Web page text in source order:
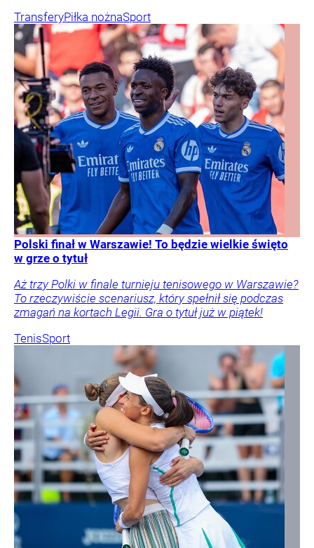
TransferyPiłka nożnaSport
Polski finał w Warszawie! To będzie wielkie święto
w grze o tytuł
Aż trzy Polki w finale turnieju tenisowego w Warszawie?
To rzeczywiście scenariusz, który spełnił się podczas
zmagań na kortach Legii. Gra o tytuł już w piątek!
TenisSport